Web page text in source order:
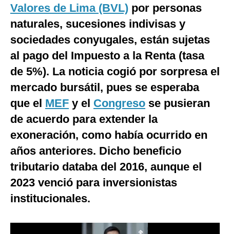
Estilos
Mundo
EEUU
México
España
Internacional
Tecnología
Mix
G de Gestión
Notas Contratadas
Valores de Lima (BVL) por personas
naturales, sucesiones indivisas y
sociedades conyugales, están sujetas
al pago del Impuesto a la Renta (tasa
de 5%). La noticia cogió por sorpresa el
mercado bursátil, pues se esperaba
que el MEF y el Congreso se pusieran
de acuerdo para extender la
exoneración, como había ocurrido en
años anteriores. Dicho beneficio
tributario databa del 2016, aunque el
2023 venció para inversionistas
institucionales.